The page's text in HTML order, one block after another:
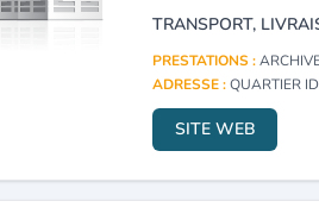
PRESTATIONS :
ADRESSE :QUARTIER
SITE WEB